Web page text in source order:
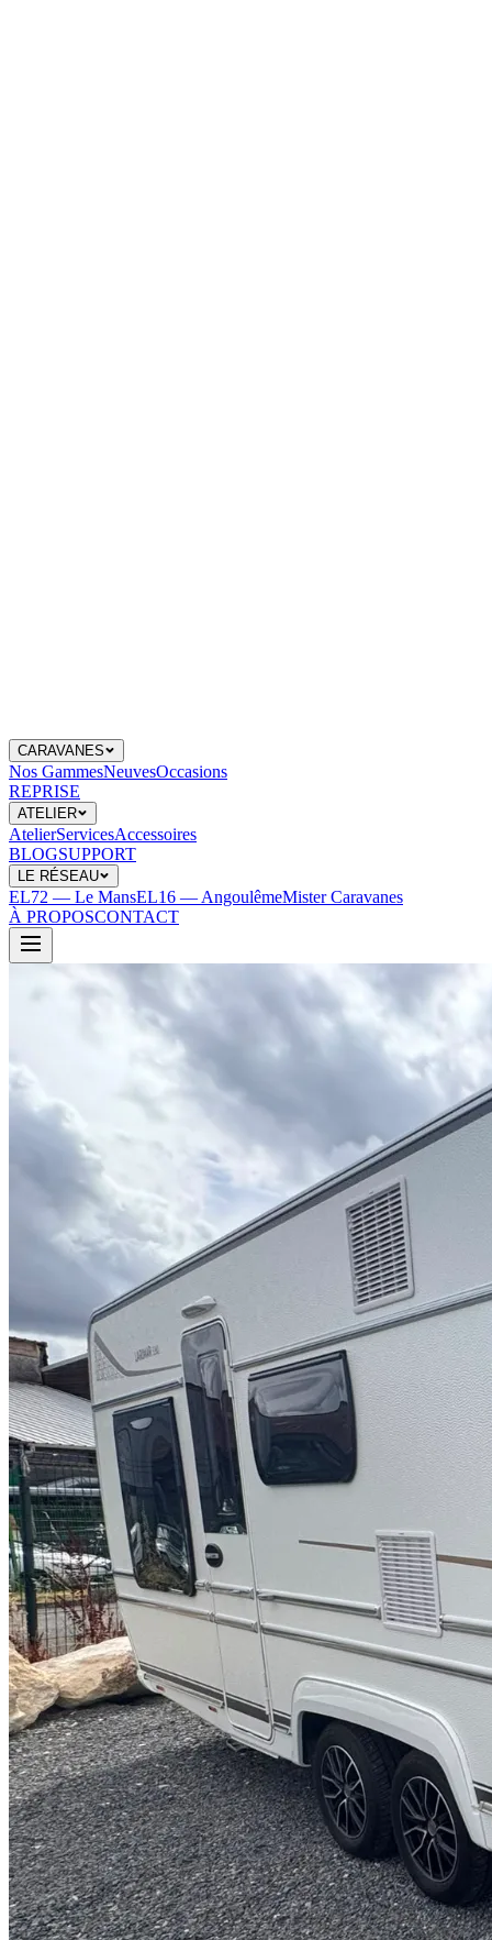
CARAVANES
Nos GammesNeuvesOccasions
REPRISE
ATELIER
AtelierServicesAccessoires
BLOGSUPPORT
LE RÉSEAU
EL72 — Le MansEL16 — AngoulêmeMister Caravanes
À PROPOSCONTACT